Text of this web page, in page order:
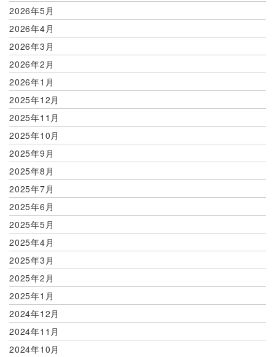
2026年5月
2026年4月
2026年3月
2026年2月
2026年1月
2025年12月
2025年11月
2025年10月
2025年9月
2025年8月
2025年7月
2025年6月
2025年5月
2025年4月
2025年3月
2025年2月
2025年1月
2024年12月
2024年11月
2024年10月